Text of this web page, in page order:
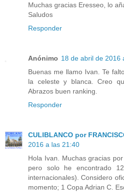
Muchas gracias Eresseo, lo
Saludos
Responder
Anónimo 18 de abril de 2016
Buenas me llamo Ivan. Te
la celeste y blanca. Creo
Abrazos buen ranking.
Responder
CULIBLANCO por
2016 a las 21:40
Hola Ivan. Muchas gracias
pero solo he encontrado
internacionales). Considero
momento; 1 Copa Adrian C.